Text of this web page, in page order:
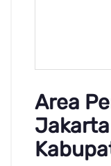
Area